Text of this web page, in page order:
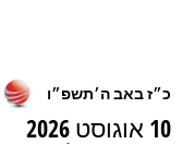
10 אוגוסט 2026